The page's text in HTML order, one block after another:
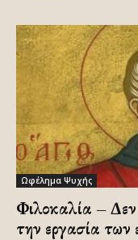
Ωφέλημα Ψυχής
Φιλοκαλία –
την εργασία των